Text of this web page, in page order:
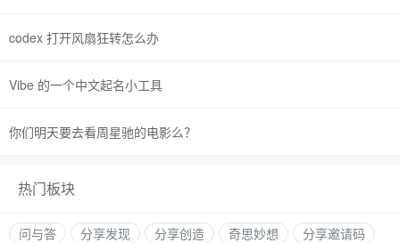
codex 打开风扇狂转怎么办
Vibe 的一个中文起名小工具
你们明天要去看周星驰的电影么？
热门板块
问与答 分享发现 分享创造 奇思妙想
分享邀请码